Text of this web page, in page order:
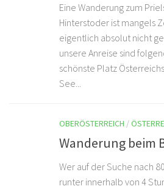
Eine Wanderung zum
Hinterstoder ist mangels
eigentlich absolut nicht
unsere Anreise sind
schönste Platz
See...
OBERÖSTERREICH /
Wanderung beim
Wer auf der Suche nach
runter innerhalb von 4